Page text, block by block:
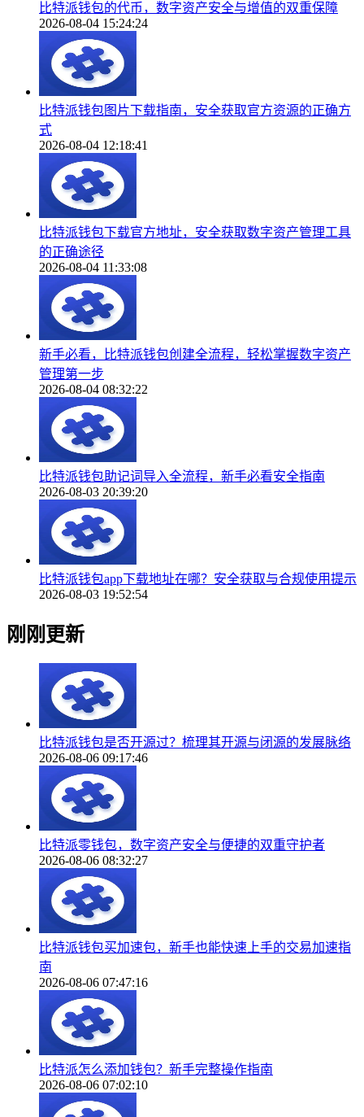
比特派钱包的代币，数字资产安全与增值的双重保障
2026-08-04 15:24:24
比特派钱包图片下载指南，安全获取官方资源的正确方
式
2026-08-04 12:18:41
比特派钱包下载官方地址，安全获取数字资产管理工具
的正确途径
2026-08-04 11:33:08
新手必看，比特派钱包创建全流程，轻松掌握数字资产
管理第一步
2026-08-04 08:32:22
比特派钱包助记词导入全流程，新手必看安全指南
2026-08-03 20:39:20
比特派钱包app下载地址在哪？安全获取与合规使用提示
2026-08-03 19:52:54
刚刚更新
比特派钱包是否开源过？梳理其开源与闭源的发展脉络
2026-08-06 09:17:46
比特派零钱包，数字资产安全与便捷的双重守护者
2026-08-06 08:32:27
比特派钱包买加速包，新手也能快速上手的交易加速指
南
2026-08-06 07:47:16
比特派怎么添加钱包？新手完整操作指南
2026-08-06 07:02:10